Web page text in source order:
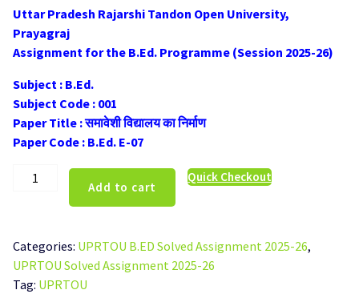
₹100.00.
Uttar Pradesh Rajarshi Tandon Open University,
Prayagraj
Assignment for the B.Ed. Programme (Session 2025-26)
Subject : B.Ed.
Subject Code : 001
Paper Title : समावेशी विद्यालय का निर्माण
Paper Code : B.Ed. E-07
UPRTOU
Assignment
Hindi
Medium
Add to cart
Quick Checkout
Categories: UPRTOU B.ED Solved Assignment 2025-26,
UPRTOU Solved Assignment 2025-26
Tag: UPRTOU